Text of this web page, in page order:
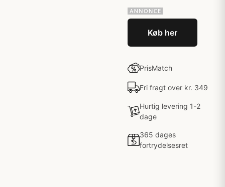
Køb her
PrisMatch
Fri fragt over kr. 349
Hurtig levering 1-2
dage
365 dages
fortrydelsesret